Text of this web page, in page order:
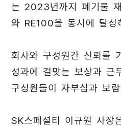
는 2023년까지 폐기물
와 RE100을 동시에 달성
회사와 구성원간 신뢰를
성과에 걸맞는 보상과 근
구성원들이 자부심과 보
SK스페셜티 이규원 사장